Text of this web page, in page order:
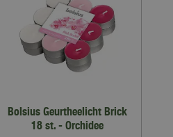
Bolsius Geurtheelicht Brick
18 st. - Orchidee